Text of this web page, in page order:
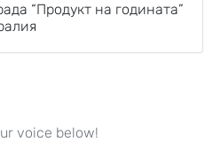
“Продукт на годината”
voice below!